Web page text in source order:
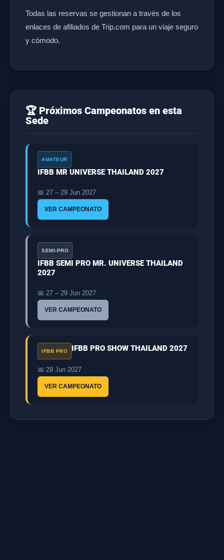
Todas las reservas se gestionan a través de los
enlaces de afiliados de Trip.com para un viaje seguro
y cómodo.
🏆 Próximos Campeonatos en esta
Sede
AMATEUR
IFBB MR UNIVERSE THAILAND 2027
📅 27 – 29 Jun 2027
VER CAMPEONATO
SEMI-PRO
IFBB SEMI PRO MR. UNIVERSE THAILAND
2027
📅 27 – 29 Jun 2027
VER CAMPEONATO
IFBB PRO IFBB PRO SHOW THAILAND 2027
📅 29 Jun 2027
VER CAMPEONATO